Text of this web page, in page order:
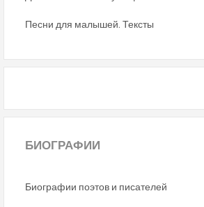
Песни для малышей. Тексты
БИОГРАФИИ
Биографии поэтов и писателей